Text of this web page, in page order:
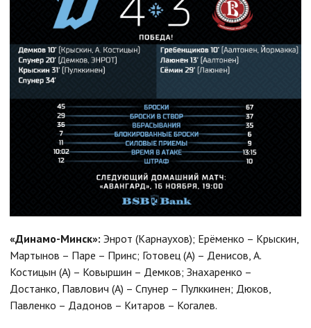
«Динамо-Минск»: Энрот (Карнаухов); Ерёменко – Крыскин,
Мартынов – Паре – Принс; Готовец (А) – Денисов, А.
Костицын (А) – Ковыршин – Демков; Знахаренко –
Достанко, Павлович (А) – Спунер – Пулккинен; Дюков,
Павленко – Дадонов – Китаров – Когалев.